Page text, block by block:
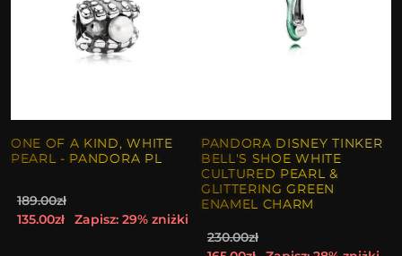
ONE OF A KIND, WHITE
PEARL - PANDORA PL
189.00zł
135.00zł
Zapisz: 29% zniżki
PANDORA DISNEY TINKER
BELL'S SHOE WHITE
CULTURED PEARL &
GLITTERING GREEN
ENAMEL CHARM
230.00zł